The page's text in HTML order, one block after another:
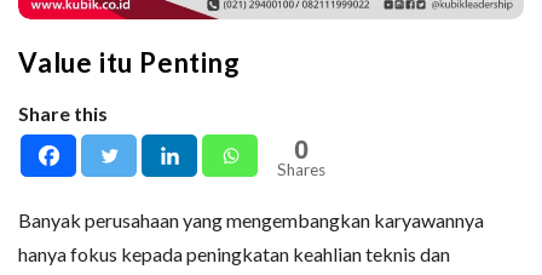
Value itu Penting
Share this
0
Shares
Banyak perusahaan yang mengembangkan karyawannya
hanya fokus kepada peningkatan keahlian teknis dan